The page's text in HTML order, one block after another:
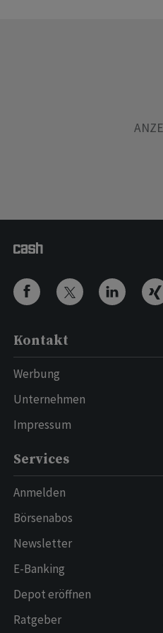
Kontakt
Werbung
Unternehmen
Impressum
Services
Anmelden
Börsenabos
Newsletter
E-Banking
Depot eröffnen
Ratgeber